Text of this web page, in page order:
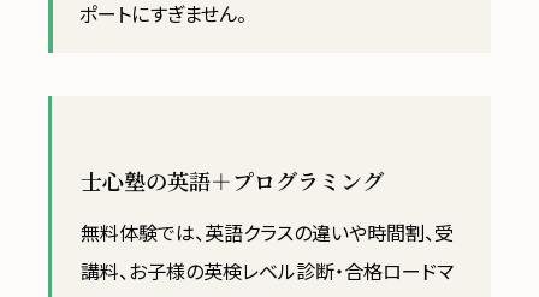
ポートにすぎません。
士心塾の英語＋プログラミング
無料体験では、英語クラスの違いや時間割、受
講料、お子様の英検レベル診断・合格ロードマ